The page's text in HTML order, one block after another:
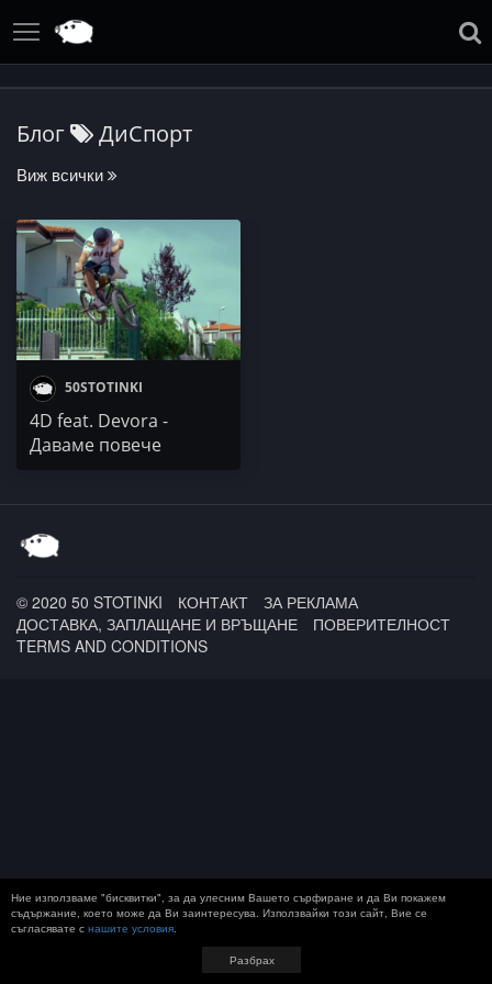
Блог ДиСпорт
Виж всички
50STOTINKI
4D fеаt. Devora -
Даваме повече
© 2020 50 STOTINKI КОНТАКТ
ЗА РЕКЛАМА
ДОСТАВКА, ЗАПЛАЩАНЕ И ВРЪЩАНЕ
ПОВЕРИТЕЛНОСТ
TERMS AND CONDITIONS
Ние използваме "бисквитки", за да улесним Вашето сърфиране и да Ви покажем
съдържание, което може да Ви заинтересува. Използвайки този сайт, Вие се
съгласявате с нашите условия.
Разбрах